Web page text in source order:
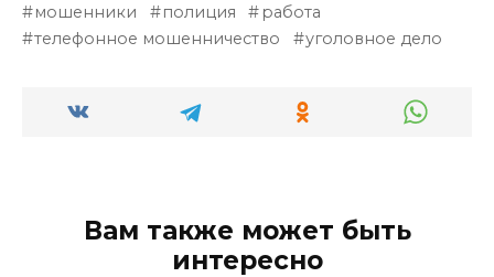
мошенники полиция
работа
телефонное мошенничество
уголовное дело
Вам также может быть
интересно